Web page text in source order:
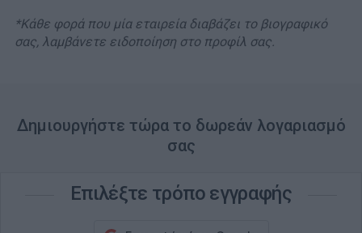
*Κάθε φορά που μία εταιρεία διαβάζει το βιογραφικό
σας, λαμβάνετε ειδοποίηση στο προφίλ σας.
Δημιουργήστε τώρα το δωρεάν λογαριασμό
σας
Επιλέξτε τρόπο εγγραφής